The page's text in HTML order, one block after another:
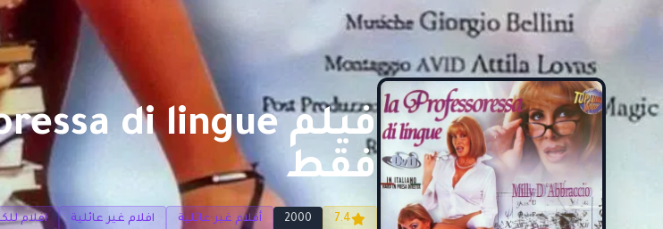
فقط
7.4
2000 أفلام غير عائلية افلام غير عائلية افلام